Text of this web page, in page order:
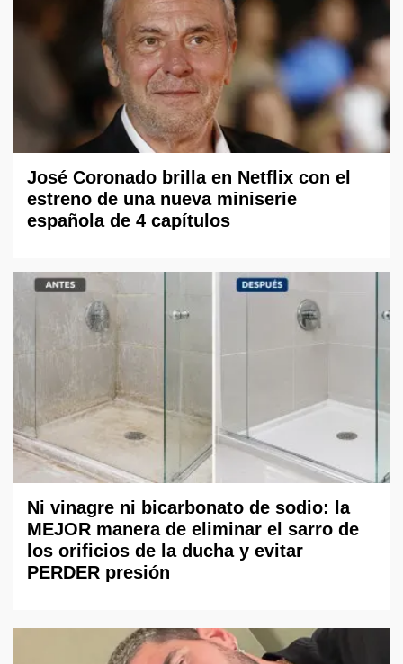
José Coronado brilla en Netflix con el
estreno de una nueva miniserie
española de 4 capítulos
Ni vinagre ni bicarbonato de sodio: la
MEJOR manera de eliminar el sarro de
los orificios de la ducha y evitar
PERDER presión